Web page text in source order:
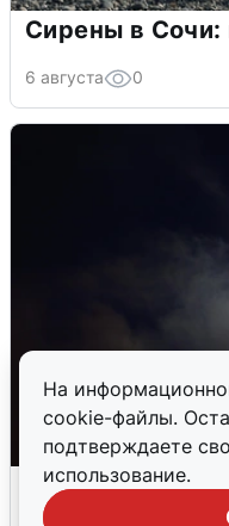
На
cookie-файлы.
подтверждаете
использование.
Сирены в Сочи:
6 августа 0
Взрывы в
тревоги